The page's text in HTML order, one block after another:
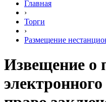
Главная
›
Торги
›
Размещение
Извещение о